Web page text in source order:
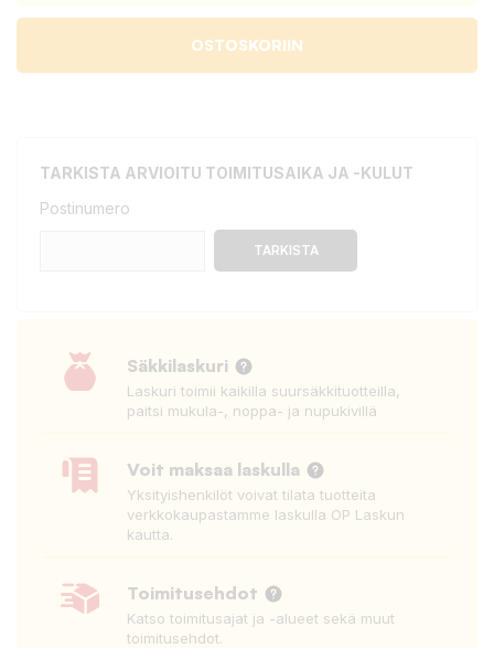
OSTOSKORIIN
TARKISTA ARVIOITU TOIMITUSAIKA JA -KULUT
Postinumero
TARKISTA
Säkkilaskuri
Laskuri toimii kaikilla suursäkkituotteilla,
paitsi mukula-, noppa- ja nupukivillä
Voit maksaa laskulla
Yksityishenkilöt voivat tilata tuotteita
verkkokaupastamme laskulla OP Laskun
kautta.
Toimitusehdot
Katso toimitusajat ja -alueet sekä muut
toimitusehdot.